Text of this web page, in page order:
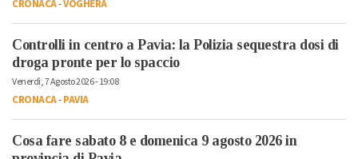
CRONACA-VOGHERA
Controlli in centro a Pavia: la Polizia sequestra dosi di
droga pronte per lo spaccio
Venerdì, 7 Agosto 2026 - 19:08
CRONACA-PAVIA
Cosa fare sabato 8 e domenica 9 agosto 2026 in